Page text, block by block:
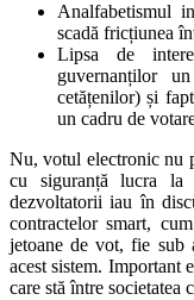
Analfabetismul
scadă fricțiunea
Lipsa de
guvernanților
cetățenilor) și
un cadru de
Nu, votul electronic nu
cu siguranță lucra la
dezvoltatorii iau în
contractelor smart,
jetoane de vot, fie sub
acest sistem. Important
care stă între societatea